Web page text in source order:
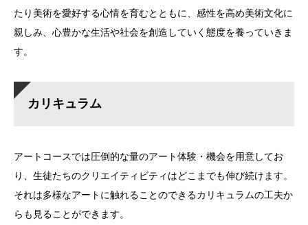
たり美術を愛好する心情を育むとともに、感性を高め美術文化に
親しみ、心豊かな生活や社会を創造していく態度を養っていきま
す。
カリキュラム
アートコースでは圧倒的な量のアート体験・機会を用意してお
り、生徒たちのクリエイティビティはどこまでも伸び続けます。
それは多様なアートに触れることのできるカリキュラムの工夫か
らも見ることができます。